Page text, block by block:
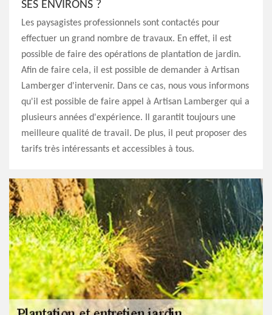
SES ENVIRONS ?
Les paysagistes professionnels sont contactés pour
effectuer un grand nombre de travaux. En effet, il est
possible de faire des opérations de plantation de jardin.
Afin de faire cela, il est possible de demander à Artisan
Lamberger d'intervenir. Dans ce cas, nous vous informons
qu'il est possible de faire appel à Artisan Lamberger qui a
plusieurs années d'expérience. Il garantit toujours une
meilleure qualité de travail. De plus, il peut proposer des
tarifs très intéressants et accessibles à tous.